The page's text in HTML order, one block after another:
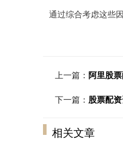
通过综合考虑这些
上一篇： 阿里股
下一篇： 股票配
相关文章